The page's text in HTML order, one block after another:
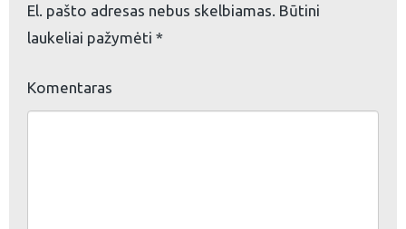
El. pašto adresas nebus skelbiamas. Būtini
laukeliai pažymėti *
Komentaras